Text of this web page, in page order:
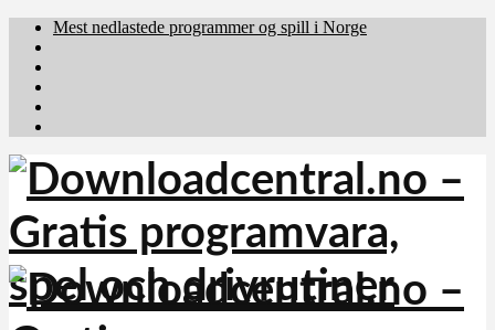
Mest nedlastede programmer og spill i Norge